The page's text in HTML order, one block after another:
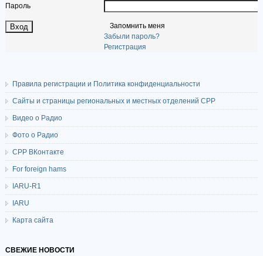
Пароль
Запомнить меня
Забыли пароль?
Регистрация
Правила регистрации и Политика конфиденциальности
Сайты и страницы региональных и местных отделений СРР
Видео о Радио
Фото о Радио
СРР ВКонтакте
For foreign hams
IARU-R1
IARU
Карта сайта
СВЕЖИЕ НОВОСТИ